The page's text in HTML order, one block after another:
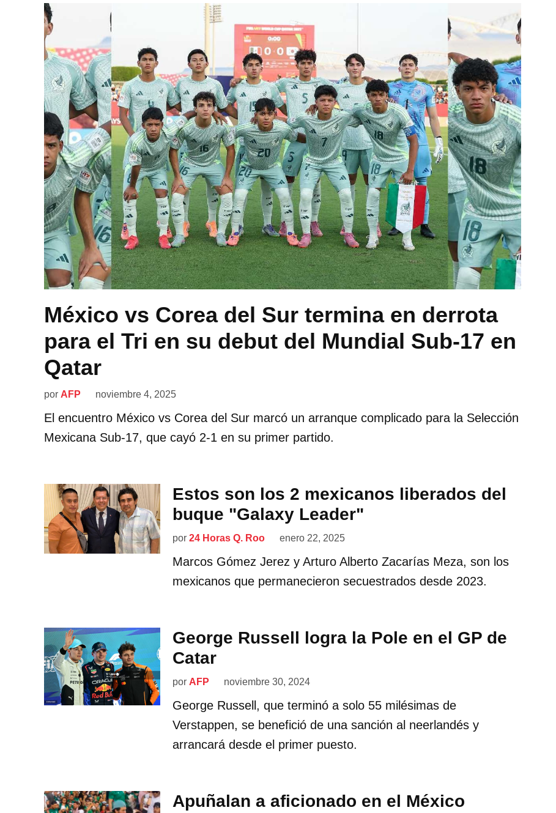
México vs Corea del Sur termina en derrota
para el Tri en su debut del Mundial Sub-17 en
Qatar
por AFP noviembre 4, 2025
El encuentro México vs Corea del Sur marcó un arranque complicado para la Selección
Mexicana Sub-17, que cayó 2-1 en su primer partido.
Estos son los 2 mexicanos liberados del
buque "Galaxy Leader"
por 24 Horas Q. Roo enero 22, 2025
Marcos Gómez Jerez y Arturo Alberto Zacarías Meza, son los
mexicanos que permanecieron secuestrados desde 2023.
George Russell logra la Pole en el GP de
Catar
por AFP noviembre 30, 2024
George Russell, que terminó a solo 55 milésimas de
Verstappen, se benefició de una sanción al neerlandés y
arrancará desde el primer puesto.
Apuñalan a aficionado en el México